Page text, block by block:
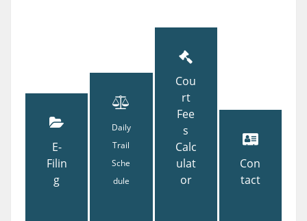
E-
Filin
g
Daily
Trail
Sche
dule
Cou
rt
Fee
s
Calc
ulat
or
Con
tact